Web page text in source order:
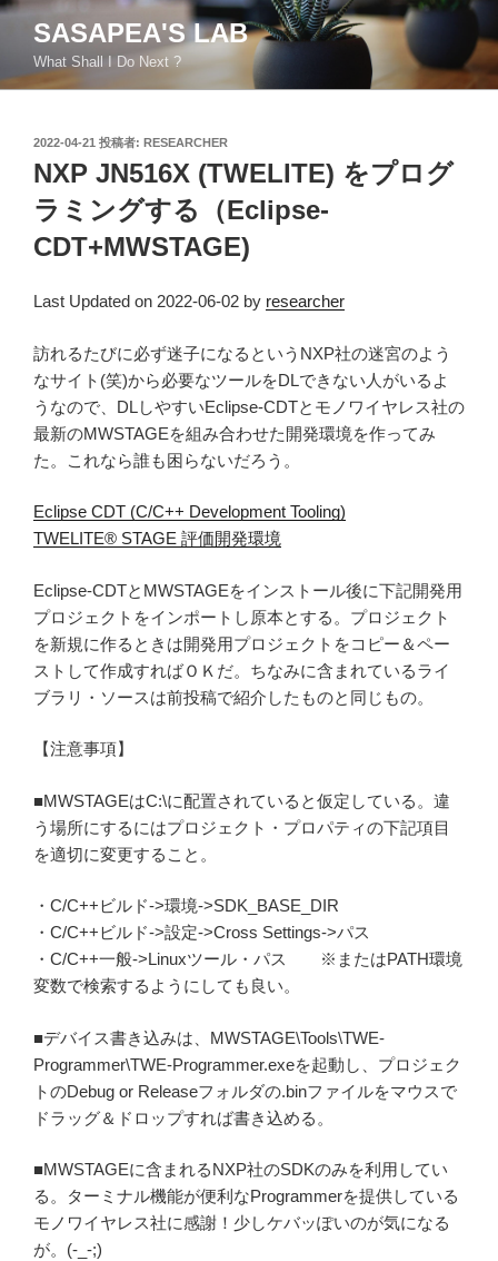
コ
ン
SASAPEA'S LAB
What Shall I Do Next ?
投
稿
日:
2022-04-21 投稿者: RESEARCHER
NXP JN516X (TWELITE) をプログ
ラミングする（Eclipse-
CDT+MWSTAGE)
Last Updated on 2022-06-02 by researcher
訪れるたびに必ず迷子になるというNXP社の迷宮のよう
なサイト(笑)から必要なツールをDLできない人がいるよ
うなので、DLしやすいEclipse-CDTとモノワイヤレス社の
最新のMWSTAGEを組み合わせた開発環境を作ってみ
た。これなら誰も困らないだろう。
Eclipse CDT (C/C++ Development Tooling)
TWELITE® STAGE 評価開発環境
Eclipse-CDTとMWSTAGEをインストール後に下記開発用
プロジェクトをインポートし原本とする。プロジェクト
を新規に作るときは開発用プロジェクトをコピー＆ペー
ストして作成すればＯＫだ。ちなみに含まれているライ
ブラリ・ソースは前投稿で紹介したものと同じもの。
【注意事項】
■MWSTAGEはC:\に配置されていると仮定している。違
う場所にするにはプロジェクト・プロパティの下記項目
を適切に変更すること。
・C/C++ビルド->環境->SDK_BASE_DIR
・C/C++ビルド->設定->Cross Settings->パス
・C/C++一般->Linuxツール・パス ※またはPATH環境
変数で検索するようにしても良い。
■デバイス書き込みは、MWSTAGE\Tools\TWE-
Programmer\TWE-Programmer.exeを起動し、プロジェク
トのDebug or Releaseフォルダの.binファイルをマウスで
ドラッグ＆ドロップすれば書き込める。
■MWSTAGEに含まれるNXP社のSDKのみを利用してい
る。ターミナル機能が便利なProgrammerを提供している
モノワイヤレス社に感謝！少しケバッぽいのが気になる
が。(-_-;)